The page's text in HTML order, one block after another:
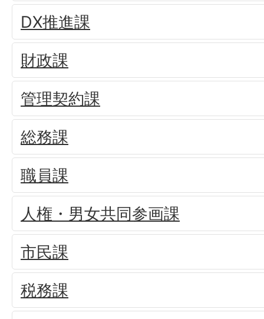
DX推進課
財政課
管理契約課
総務課
職員課
人権・男女共同参画課
市民課
税務課